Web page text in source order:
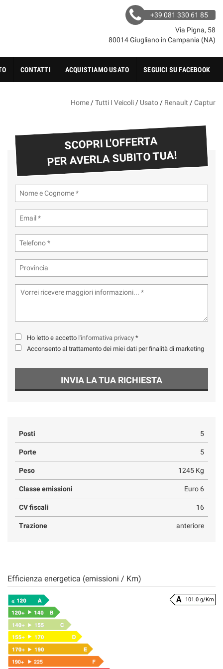
+39 081 330 61 85
Via Pigna, 58
80014 Giugliano in Campania (NA)
CONTATTI ACQUISTIAMO USATO SEGUICI SU FACEBOOK
Home /Tutti I Veicoli / Usato / Renault /Captur
SCOPRI L'OFFERTA
PER AVERLA SUBITO TUA!
Ho letto e accetto l'informativa privacy *
Acconsento al trattamento dei miei dati per finalità di marketing
INVIA LA TUA RICHIESTA
Posti 5
Porte 5
Peso 1245 Kg
Classe emissioni Euro 6
CV fiscali 16
Trazione anteriore
Efficienza energetica (emissioni / Km)
101.0 g/Km